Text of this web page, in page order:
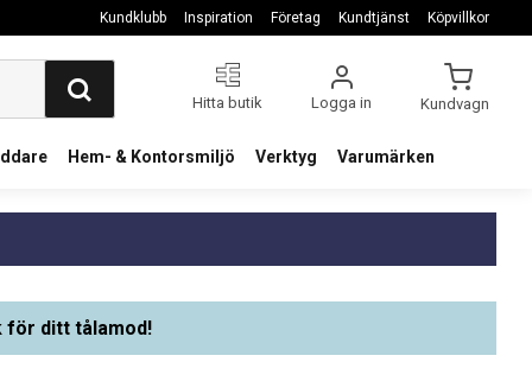
Kundklubb Inspiration Företag Kundtjänst Köpvillkor
Hitta butik Logga in Kundvagn
Hem- & Kontorsmiljö Verktyg Varumärken
för ditt tålamod!